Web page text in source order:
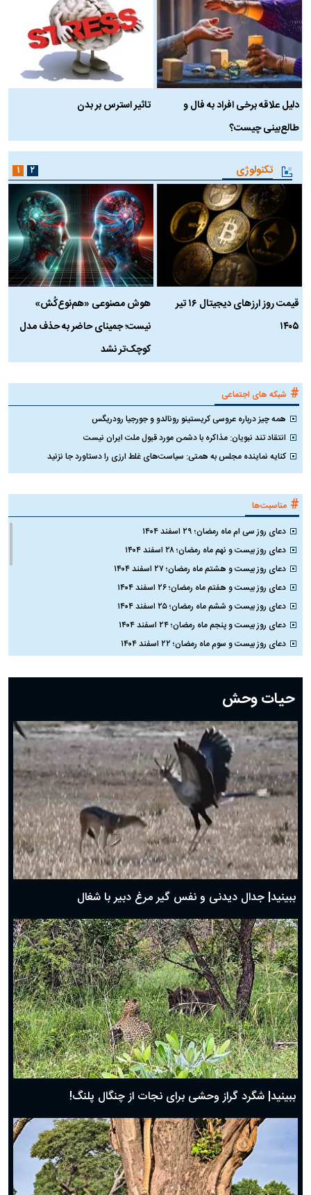
دلیل علاقه برخی افراد به فال و
طالع‌بینی چیست؟
تاثیر استرس بر بدن
تکنولوژی
قیمت روز ارز‌های دیجیتال ۱۶ تیر
۱۴۰۵
هوش مصنوعی «هم‌نوع‌کُش»
نیست؛ جمینای حاضر به حذف مدل
کوچک‌تر نشد
۱ ۲
# شبکه های اجتماعی
همه چیز درباره عروسی کریستینو رونالدو و جورجیا رودریگس
انتقاد تند نبویان: مذاکره با دشمن مورد قبول ملت ایران نیست
کنایه نماینده مجلس به همتی: سیاست‌های غلط ارزی را دستاورد جا نزنید
# مناسبت‌ها
دعای روز سی ام ماه رمضان؛ ۲۹ اسفند ۱۴۰۴
دعای روز بیست و نهم ماه رمضان؛ ۲۸ اسفند ۱۴۰۴
دعای روز بیست و هشتم ماه رمضان؛ ۲۷ اسفند ۱۴۰۴
دعای روز بیست و هفتم ماه رمضان؛ ۲۶ اسفند ۱۴۰۴
دعای روز بیست و ششم ماه رمضان؛ ۲۵ اسفند ۱۴۰۴
دعای روز بیست و پنجم ماه رمضان؛ ۲۴ اسفند ۱۴۰۴
دعای روز بیست و سوم ماه رمضان؛ ۲۲ اسفند ۱۴۰۴
دعای روز بیستم ماه رمضان؛ ۱۹ اسفند ۱۴۰۴
دعای روز هشتم ماه مبارک رمضان؛ ۷ اسفند ماه ۱۴۰۴
دعای روز هفتم ماه رمضان؛ ۶ اسفند ۱۴۰۴
دعای روز ششم ماه رمضان؛ ۵ اسفند ۱۴۰۴
دعای روز پنجم ماه رمضان؛ ۴ اسفند ۱۴۰۴
دعای روز چهارم ماه مبارک رمضان؛ ۳ اسفند ۱۴۰۴
دعای روز سوم ماه مبارک رمضان؛ ۱۴ اسفند ۱۴۰۴
دعای روز دوم ماه مبارک رمضان ۱ اسفند ماه ۱۴۰۴
دعای روز اول ماه مبارک رمضان، ۳۰ بهمن ۱۴۰۴
حضرت زینب(س) چگونه از دنیا رفت؟
بهترین پیامک تبریک روز پدر ۱۴۰۴؛ جملات زیبا و صمیمانه
حیات وحش
ببینید| جدال دیدنی و نفس گیر مرغ دبیر با شغال
ببینید| شگرد گراز وحشی برای نجات از چنگال پلنگ!